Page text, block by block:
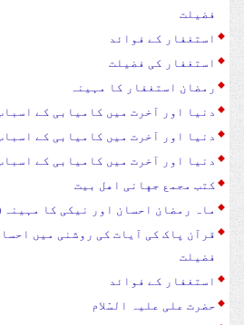
فضیلت
استغفار کے فوائد
استغفار کی فضیلت
رمضان استغفار کا مہینہ
دنیا اور آخرت میں کامیابی کے اسباب
دنیا اور آخرت میں کامیابی کے اسباب
دنیا اور آخرت میں کامیابی کے اسباب
کتب مجمع جهانی اهل بیت
ماہ رمضان احسان اور نیکی کا مہینہ
قرآن پاک کی آیات کی روشنی میں
فضیلت
استغفار کے فوائد
حضرت علی علیہ السّلام